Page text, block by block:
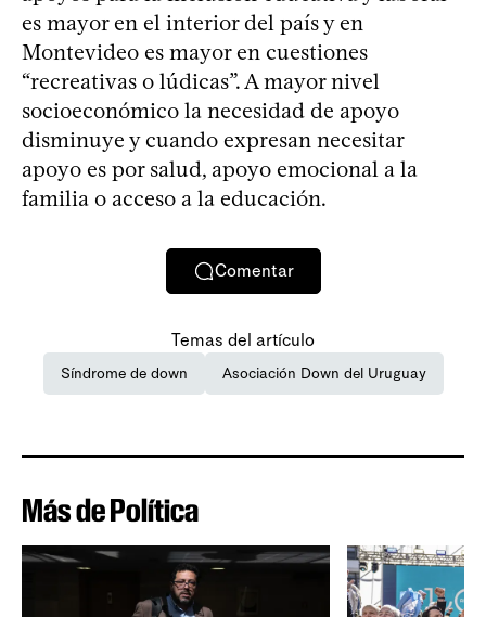
es mayor en el interior del país y en
Montevideo es mayor en cuestiones
“recreativas o lúdicas”. A mayor nivel
socioeconómico la necesidad de apoyo
disminuye y cuando expresan necesitar
apoyo es por salud, apoyo emocional a la
familia o acceso a la educación.
Comentar
Temas del artículo
Síndrome de down Asociación Down del Uruguay
Más de Política